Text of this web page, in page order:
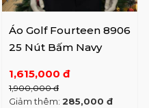
Áo Golf Fourteen 8906
25 Nút Bấm Navy
1,615,000 đ
1,900,000 đ
Giảm thêm: 285,000 đ